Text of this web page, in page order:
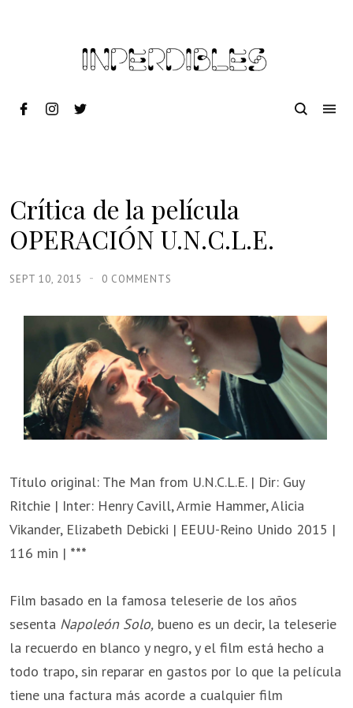
Crítica de la película
OPERACIÓN U.N.C.L.E.
SEPT 10, 2015 0 COMMENTS
Título original: The Man from U.N.C.L.E. | Dir: Guy
Ritchie | Inter: Henry Cavill, Armie Hammer, Alicia
Vikander, Elizabeth Debicki | EEUU-Reino Unido 2015 |
116 min | ***
Film basado en la famosa teleserie de los años
sesenta Napoleón Solo, bueno es un decir, la teleserie
la recuerdo en blanco y negro, y el film está hecho a
todo trapo, sin reparar en gastos por lo que la película
tiene una factura más acorde a cualquier film